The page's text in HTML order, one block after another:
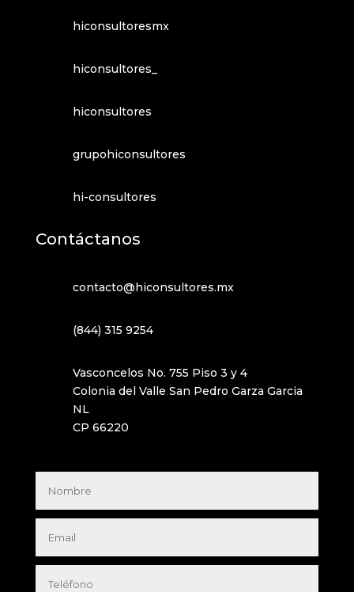
hiconsultoresmx
hiconsultores_
hiconsultores
grupohiconsultores
hi-consultores
Contáctanos
contacto@hiconsultores.mx
(844) 315 9254
Vasconcelos No. 755 Piso 3 y 4
Colonia del Valle San Pedro Garza Garcia
NL
CP 66220